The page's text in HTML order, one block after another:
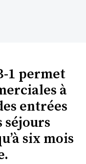
1 permet
à
entrées
séjours
six mois